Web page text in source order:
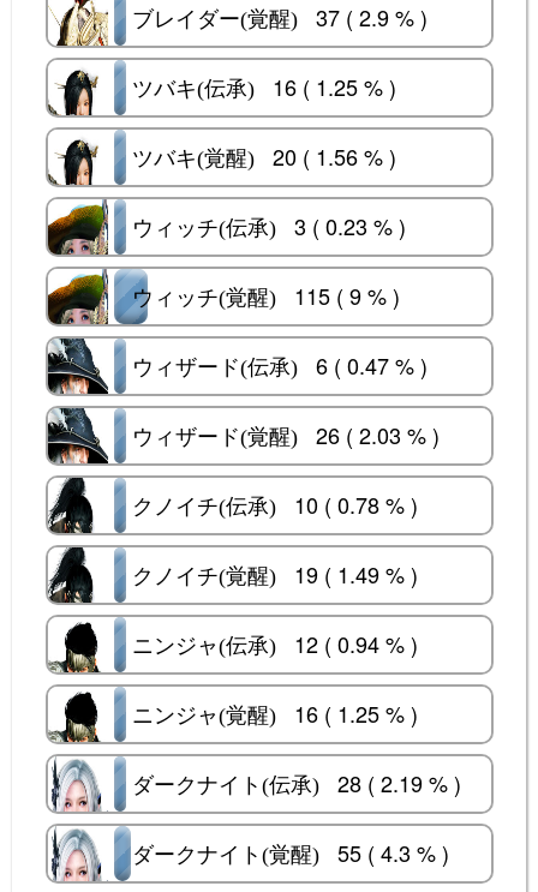
ブレイダー(覚醒)
ブレイダー(覚醒) 37 ( 2.9 % )
ツバキ(伝承)
ツバキ(伝承) 16 ( 1.25 % )
ツバキ(覚醒)
ツバキ(覚醒) 20 ( 1.56 % )
ウィッチ(伝承)
ウィッチ(伝承) 3 ( 0.23 % )
ウィッチ(覚醒)
ウィッチ(覚醒) 115 ( 9 % )
ウィザード(伝承)
ウィザード(伝承) 6 ( 0.47 % )
ウィザード(覚醒)
ウィザード(覚醒) 26 ( 2.03 % )
クノイチ(伝承)
クノイチ(伝承) 10 ( 0.78 % )
クノイチ(覚醒)
クノイチ(覚醒) 19 ( 1.49 % )
ニンジャ(伝承)
ニンジャ(伝承) 12 ( 0.94 % )
ニンジャ(覚醒)
ニンジャ(覚醒) 16 ( 1.25 % )
ダークナイト(伝承)
ダークナイト(伝承) 28 ( 2.19 % )
ダークナイト(覚醒)
ダークナイト(覚醒) 55 ( 4.3 % )